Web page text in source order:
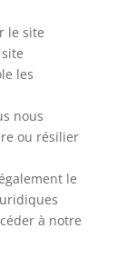
le site
les
nous
ou résilier
le
à notre